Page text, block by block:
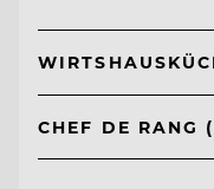
CHEF DE RANG